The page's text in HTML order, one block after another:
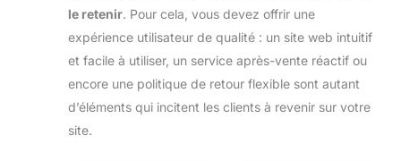
le retenir. Pour cela, vous devez offrir une
expérience utilisateur de qualité : un site web intuitif
et facile à utiliser, un service après-vente réactif ou
encore une politique de retour flexible sont autant
d’éléments qui incitent les clients à revenir sur votre
site.